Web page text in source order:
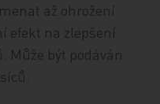
až ohrožení
efekt na zlepšení
Může být podáván